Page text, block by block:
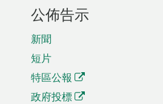
公佈告示
新聞
短片
特區公報
政府投標